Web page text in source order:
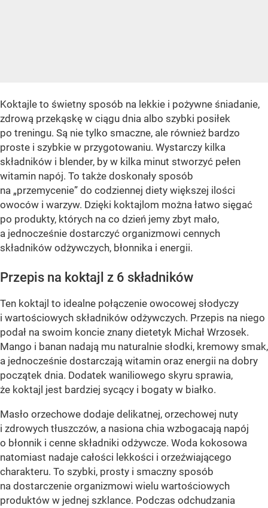
Koktajle to świetny sposób na lekkie i pożywne śniadanie,
zdrową przekąskę w ciągu dnia albo szybki posiłek
po treningu. Są nie tylko smaczne, ale również bardzo
proste i szybkie w przygotowaniu. Wystarczy kilka
składników i blender, by w kilka minut stworzyć pełen
witamin napój. To także doskonały sposób
na „przemycenie” do codziennej diety większej ilości
owoców i warzyw. Dzięki koktajlom można łatwo sięgać
po produkty, których na co dzień jemy zbyt mało,
a jednocześnie dostarczyć organizmowi cennych
składników odżywczych, błonnika i energii.
Przepis na koktajl z 6 składników
Ten koktajl to idealne połączenie owocowej słodyczy
i wartościowych składników odżywczych. Przepis na niego
podał na swoim koncie znany dietetyk Michał Wrzosek.
Mango i banan nadają mu naturalnie słodki, kremowy smak,
a jednocześnie dostarczają witamin oraz energii na dobry
początek dnia. Dodatek waniliowego skyru sprawia,
że koktajl jest bardziej sycący i bogaty w białko.
Masło orzechowe dodaje delikatnej, orzechowej nuty
i zdrowych tłuszczów, a nasiona chia wzbogacają napój
o błonnik i cenne składniki odżywcze. Woda kokosowa
natomiast nadaje całości lekkości i orzeźwiającego
charakteru. To szybki, prosty i smaczny sposób
na dostarczenie organizmowi wielu wartościowych
produktów w jednej szklance. Podczas odchudzania